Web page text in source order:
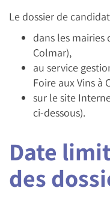
Le dossier de
dans les mairies
Colmar),
au service
Foire aux Vins à
sur le site
ci-dessous).
Date
des